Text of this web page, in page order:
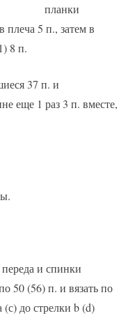
планки
плеча 5 п., затем в
8 п.
37 п. и
еще 1 раз 3 п. вместе,
и спинки
50 (56) п. и вязать по
до стрелки b (d)